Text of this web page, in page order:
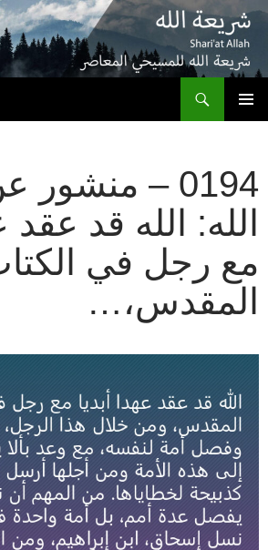
0194 –
الله: الله قد عقد
مع رجل في
المقدس،…